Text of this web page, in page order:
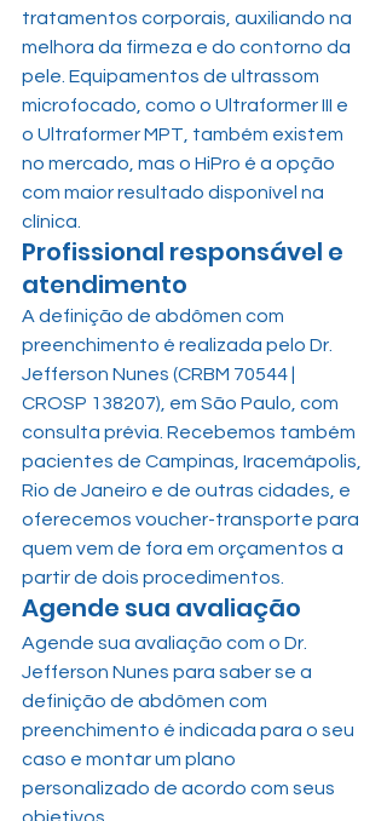
tratamentos corporais, auxiliando na
melhora da firmeza e do contorno da
pele. Equipamentos de ultrassom
microfocado, como o Ultraformer III e
o Ultraformer MPT, também existem
no mercado, mas o HiPro é a opção
com maior resultado disponível na
clínica.
Profissional responsável e
atendimento
A definição de abdômen com
preenchimento é realizada pelo Dr.
Jefferson Nunes (CRBM 70544 |
CROSP 138207), em São Paulo, com
consulta prévia. Recebemos também
pacientes de Campinas, Iracemápolis,
Rio de Janeiro e de outras cidades, e
oferecemos voucher-transporte para
quem vem de fora em orçamentos a
partir de dois procedimentos.
Agende sua avaliação
Agende sua avaliação com o Dr.
Jefferson Nunes para saber se a
definição de abdômen com
preenchimento é indicada para o seu
caso e montar um plano
personalizado de acordo com seus